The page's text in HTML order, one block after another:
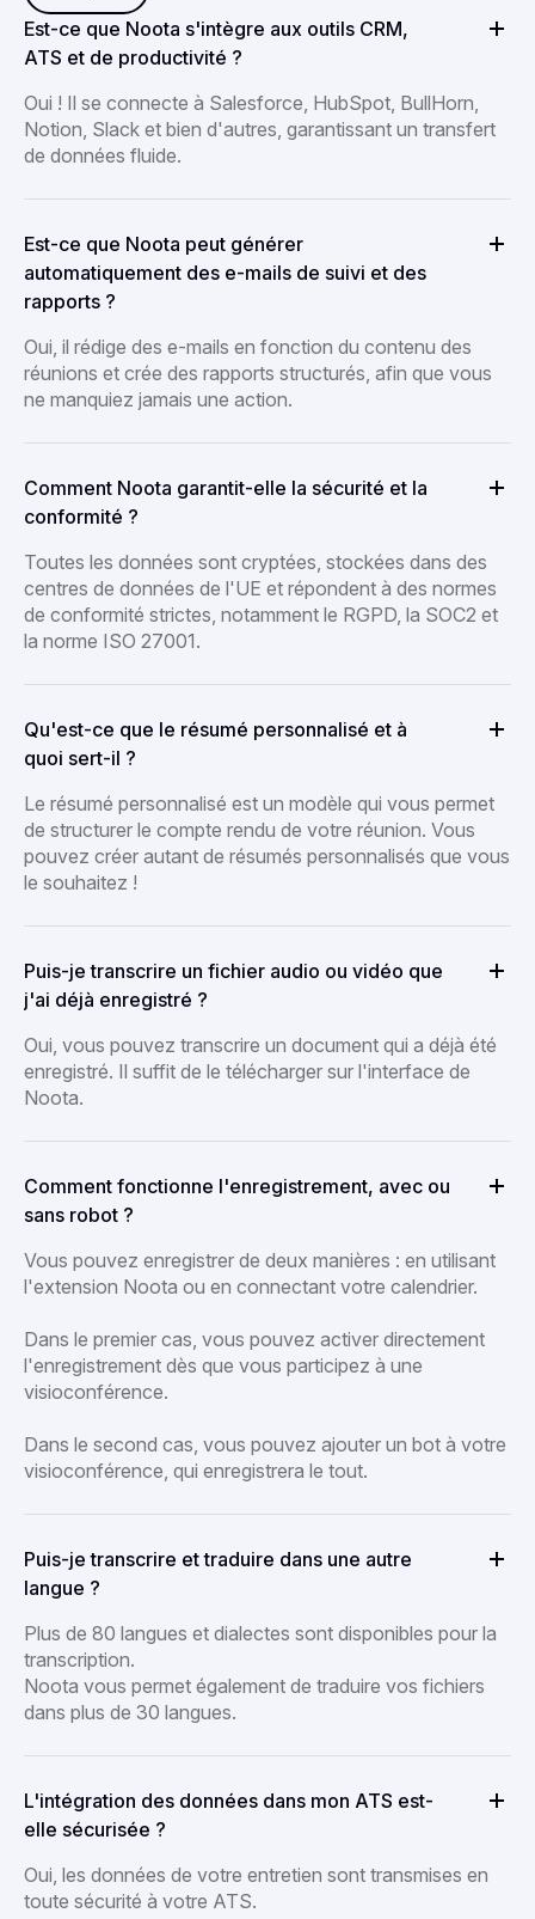
Est-ce que Noota s'intègre aux outils CRM,
ATS et de productivité ?
Oui ! Il se connecte à Salesforce, HubSpot, BullHorn,
Notion, Slack et bien d'autres, garantissant un transfert
de données fluide.
Est-ce que Noota peut générer
automatiquement des e-mails de suivi et des
rapports ?
Oui, il rédige des e-mails en fonction du contenu des
réunions et crée des rapports structurés, afin que vous
ne manquiez jamais une action.
Comment Noota garantit-elle la sécurité et la
conformité ?
Toutes les données sont cryptées, stockées dans des
centres de données de l'UE et répondent à des normes
de conformité strictes, notamment le RGPD, la SOC2 et
la norme ISO 27001.
Qu'est-ce que le résumé personnalisé et à
quoi sert-il ?
Le résumé personnalisé est un modèle qui vous permet
de structurer le compte rendu de votre réunion. Vous
pouvez créer autant de résumés personnalisés que vous
le souhaitez !
Puis-je transcrire un fichier audio ou vidéo que
j'ai déjà enregistré ?
Oui, vous pouvez transcrire un document qui a déjà été
enregistré. Il suffit de le télécharger sur l'interface de
Noota.
Comment fonctionne l'enregistrement, avec ou
sans robot ?
Vous pouvez enregistrer de deux manières : en utilisant
l'extension Noota ou en connectant votre calendrier.
Dans le premier cas, vous pouvez activer directement
l'enregistrement dès que vous participez à une
visioconférence.
Dans le second cas, vous pouvez ajouter un bot à votre
visioconférence, qui enregistrera le tout.
Puis-je transcrire et traduire dans une autre
langue ?
Plus de 80 langues et dialectes sont disponibles pour la
transcription.
Noota vous permet également de traduire vos fichiers
dans plus de 30 langues.
L'intégration des données dans mon ATS est-
elle sécurisée ?
Oui, les données de votre entretien sont transmises en
toute sécurité à votre ATS.